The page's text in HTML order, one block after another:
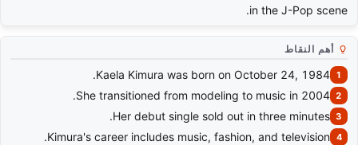
in the J-Pop scene.
أهم النقاط
Kaela Kimura was born on October 24, 1984.
She transitioned from modeling to music in 2004.
Her debut single sold out in three minutes.
Kimura's career includes music, fashion, and television.